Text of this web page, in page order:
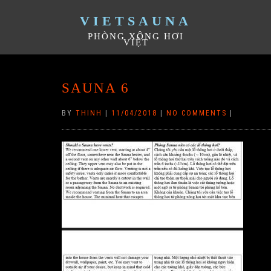
VIETSAUNA
PHÒNG XÔNG HƠI
VIỆT
SAUNA 6
BY THINH 11/04/2018 NO COMMENTS